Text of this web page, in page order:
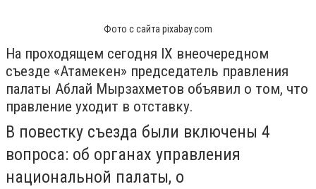
Фото с сайта pixabay.com
На проходящем сегодня IX внеочередном
съезде «Атамекен» председатель правления
палаты Аблай Мырзахметов объявил о том, что
правление уходит в отставку.
В повестку съезда были включены 4
вопроса: об органах управления
национальной палаты, о